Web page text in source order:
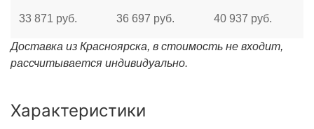
33 871 руб. 36 697 руб. 40 937 руб.
Доставка из Красноярска, в стоимость не входит,
рассчитывается индивидуально.
Характеристики